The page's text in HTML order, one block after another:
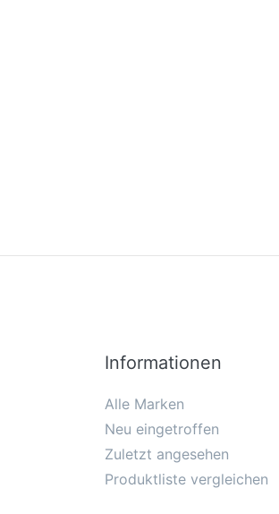
Informationen
Alle Marken
Neu eingetroffen
Zuletzt angesehen
Produktliste vergleichen